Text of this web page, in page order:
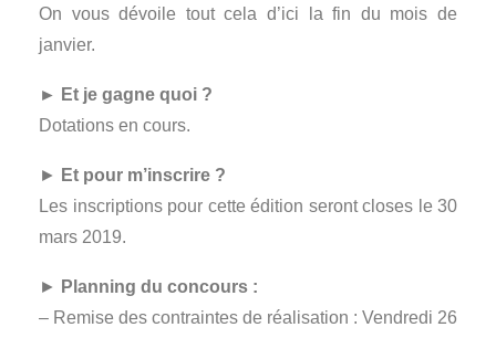
On vous dévoile tout cela d’ici la fin du mois de
janvier.
► Et je gagne quoi ?
Dotations en cours.
►
Et pour m’inscrire ?
Les inscriptions pour cette édition seront closes le 30
mars 2019.
►
Planning du concours :
– Remise des contraintes de réalisation : Vendredi 26